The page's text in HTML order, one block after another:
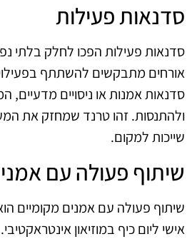
סדנאות פעילות
סדנאות פעילות הפכו לחלק בלתי
אורחים מתבקשים להשתתף
סדנאות אמנות או ניסויים מדעיים,
ולהתנסות. זהו טרנד שמחזק את
שייכות למקום.
שיתוף פעולה עם
שיתוף פעולה עם אמנים מקומיים
אישי ליום כיף במוזיאון